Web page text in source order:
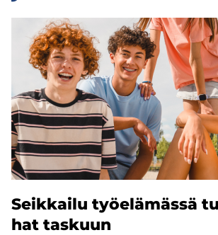
Seik­kai­lu työ­elä­mäs­sä
hat tas­kuun